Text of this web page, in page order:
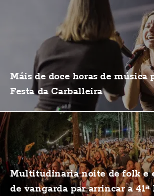
Máis de doce horas de música
Festa da Carballeira
Multitudinaria noite de folk e
de vangarda par arrincar a 41ª